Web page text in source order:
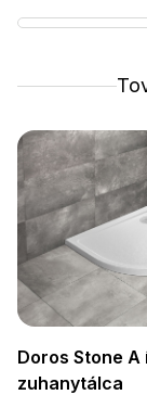
Doros Stone
zuhanytálca